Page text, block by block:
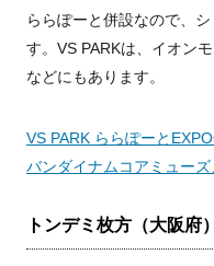
ららぽーと併設なので、
す。VS PARKは、イオン
などにもあります。
VS PARK ららぽーと
バンダイナムコアミューズ
トンデミ枚方（大阪府）